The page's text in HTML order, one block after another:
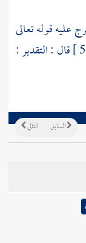
عليه قوله تعالى
[ الزخرف : 51 - 52 ] قال : التقدير :
التالي السابق